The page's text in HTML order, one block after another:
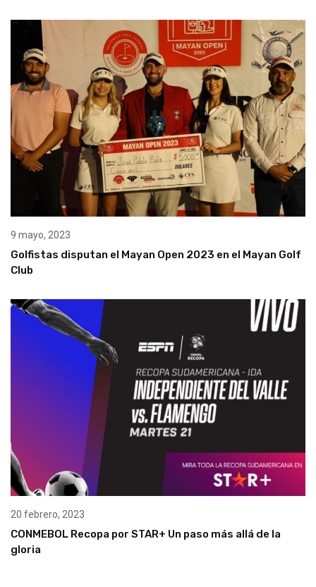
9 mayo, 2023
Golfistas disputan el Mayan Open 2023 en el Mayan Golf
Club
20 febrero, 2023
CONMEBOL Recopa por STAR+ Un paso más allá de la
gloria